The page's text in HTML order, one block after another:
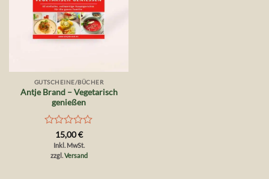
GUTSCHEINE/BÜCHER
Antje Brand – Vegetarisch
genießen
Bewertet
mit
von
15,00€
Inkl. MwSt.
zzgl.Versand